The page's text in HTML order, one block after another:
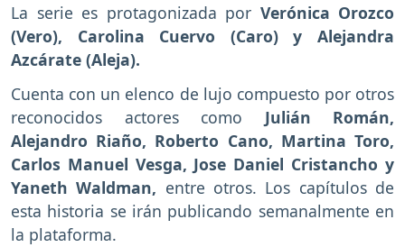
La serie es protagonizada por Verónica Orozco
(Vero), Carolina Cuervo (Caro) y Alejandra
Azcárate (Aleja).
Cuenta con un elenco de lujo compuesto por otros
reconocidos actores como Julián Román,
Alejandro Riaño, Roberto Cano, Martina Toro,
Carlos Manuel Vesga, Jose Daniel Cristancho y
Yaneth Waldman, entre otros. Los capítulos de
esta historia se irán publicando semanalmente en
la plataforma.